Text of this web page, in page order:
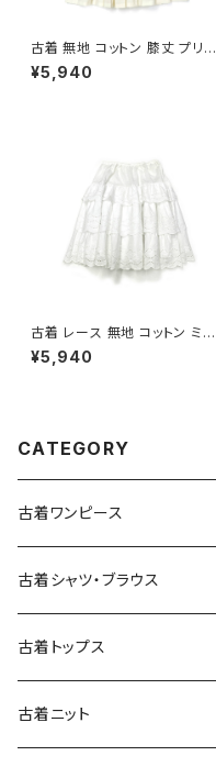
古着 無地 コットン 膝丈 プリー
ツ スカート ベージュ 生成り (b
a2607005)
¥5,940
古着 レース 無地 コットン ミニ
丈 ティアード スカート 白 (ba2
607001)
¥5,940
CATEGORY
古着ワンピース
古着長袖ワンピース
古着半袖ワンピース
古着ノースリーブワンピース
古着シャツ・ブラウス
古着長袖シャツ・ブラウス
古着半袖シャツ・ブラウス
古着トップス
古着スウェット&パーカー
古着ニット